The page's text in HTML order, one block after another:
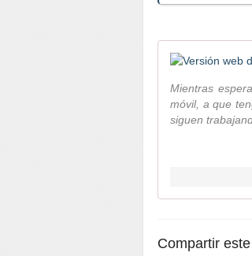
Mientras
móvil, a que
siguen
Compartir